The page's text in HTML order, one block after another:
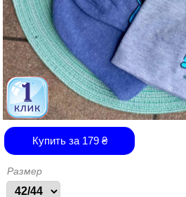
Купить за 179₴
Размер